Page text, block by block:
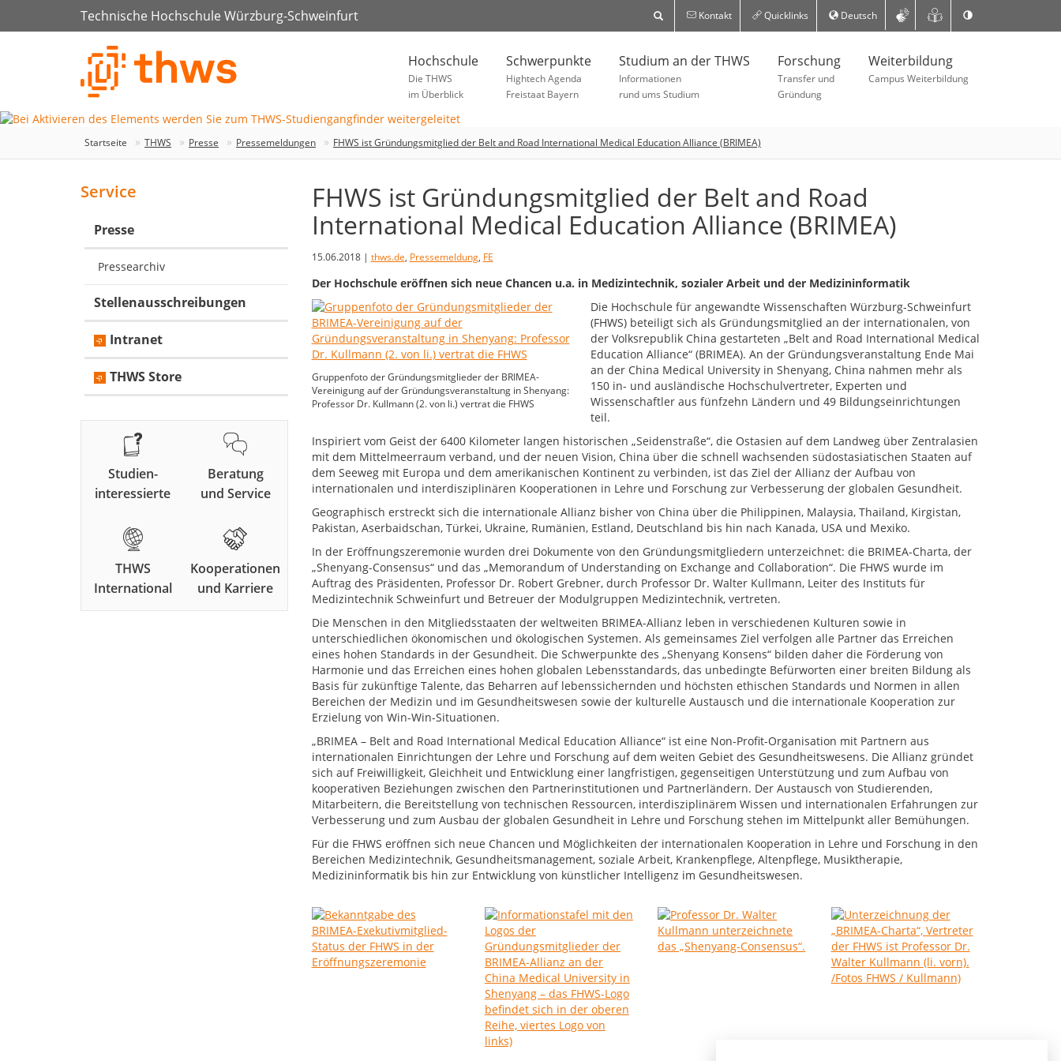
Technische Hochschule Würzburg-Schweinfurt Kontakt Quicklinks Deutsch
Hochschule
Die THWS
im Überblick
Schwerpunkte
Hightech Agenda
Freistaat Bayern
Studium an der THWS
Informationen
rund ums Studium
Forschung
Transfer und
Gründung
Weiterbildung
Campus Weiterbildung
Startseite THWS Presse Pressemeldungen FHWS ist Gründungsmitglied der Belt and Road International Medical Education Alliance (BRIMEA)
FHWS ist Gründungsmitglied der Belt and Road
International Medical Education Alliance (BRIMEA)
15.06.2018 | thws.de, Pressemeldung, FE
Der Hochschule eröffnen sich neue Chancen u.a. in Medizintechnik, sozialer Arbeit und der Medizininformatik
Gruppenfoto der Gründungsmitglieder der BRIMEA-
Vereinigung auf der Gründungsveranstaltung in Shenyang:
Professor Dr. Kullmann (2. von li.) vertrat die FHWS
Die Hochschule für angewandte Wissenschaften Würzburg-Schweinfurt
(FHWS) beteiligt sich als Gründungsmitglied an der internationalen, von
der Volksrepublik China gestarteten „Belt and Road International Medical
Education Alliance“ (BRIMEA). An der Gründungsveranstaltung Ende Mai
an der China Medical University in Shenyang, China nahmen mehr als
150 in- und ausländische Hochschulvertreter, Experten und
Wissenschaftler aus fünfzehn Ländern und 49 Bildungseinrichtungen
teil.
Inspiriert vom Geist der 6400 Kilometer langen historischen „Seidenstraße“, die Ostasien auf dem Landweg über Zentralasien
mit dem Mittelmeerraum verband, und der neuen Vision, China über die schnell wachsenden südostasiatischen Staaten auf
dem Seeweg mit Europa und dem amerikanischen Kontinent zu verbinden, ist das Ziel der Allianz der Aufbau von
internationalen und interdisziplinären Kooperationen in Lehre und Forschung zur Verbesserung der globalen Gesundheit.
Geographisch erstreckt sich die internationale Allianz bisher von China über die Philippinen, Malaysia, Thailand, Kirgistan,
Pakistan, Aserbaidschan, Türkei, Ukraine, Rumänien, Estland, Deutschland bis hin nach Kanada, USA und Mexiko.
In der Eröffnungszeremonie wurden drei Dokumente von den Gründungsmitgliedern unterzeichnet: die BRIMEA-Charta, der
„Shenyang-Consensus“ und das „Memorandum of Understanding on Exchange and Collaboration“. Die FHWS wurde im
Auftrag des Präsidenten, Professor Dr. Robert Grebner, durch Professor Dr. Walter Kullmann, Leiter des Instituts für
Medizintechnik Schweinfurt und Betreuer der Modulgruppen Medizintechnik, vertreten.
Die Menschen in den Mitgliedsstaaten der weltweiten BRIMEA-Allianz leben in verschiedenen Kulturen sowie in
unterschiedlichen ökonomischen und ökologischen Systemen. Als gemeinsames Ziel verfolgen alle Partner das Erreichen
eines hohen Standards in der Gesundheit. Die Schwerpunkte des „Shenyang Konsens“ bilden daher die Förderung von
Harmonie und das Erreichen eines hohen globalen Lebensstandards, das unbedingte Befürworten einer breiten Bildung als
Basis für zukünftige Talente, das Beharren auf lebenssichernden und höchsten ethischen Standards und Normen in allen
Bereichen der Medizin und im Gesundheitswesen sowie der kulturelle Austausch und die internationale Kooperation zur
Erzielung von Win-Win-Situationen.
„BRIMEA – Belt and Road International Medical Education Alliance“ ist eine Non-Profit-Organisation mit Partnern aus
internationalen Einrichtungen der Lehre und Forschung auf dem weiten Gebiet des Gesundheitswesens. Die Allianz gründet
sich auf Freiwilligkeit, Gleichheit und Entwicklung einer langfristigen, gegenseitigen Unterstützung und zum Aufbau von
kooperativen Beziehungen zwischen den Partnerinstitutionen und Partnerländern. Der Austausch von Studierenden,
Mitarbeitern, die Bereitstellung von technischen Ressourcen, interdisziplinärem Wissen und internationalen Erfahrungen zur
Verbesserung und zum Ausbau der globalen Gesundheit in Lehre und Forschung stehen im Mittelpunkt aller Bemühungen.
Für die FHWS eröffnen sich neue Chancen und Möglichkeiten der internationalen Kooperation in Lehre und Forschung in den
Bereichen Medizintechnik, Gesundheitsmanagement, soziale Arbeit, Krankenpflege, Altenpflege, Musiktherapie,
Medizininformatik bis hin zur Entwicklung von künstlicher Intelligenz im Gesundheitswesen.
Service
Presse
Pressearchiv
Stellenausschreibungen
Intranet
THWS Store
Studien-
interessierte
Beratung
und Service
THWS
International
Kooperationen
und Karriere